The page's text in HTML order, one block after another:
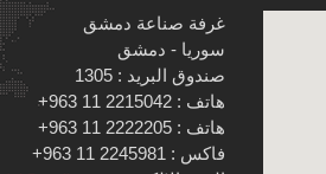
غرفة صناعة دمشق
سوريا - دمشق
صندوق البريد : 1305
هاتف : 2215042 11 963+
هاتف : 2222205 11 963+
فاكس : 2245981 11 963+